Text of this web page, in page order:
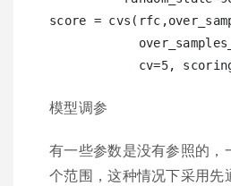
score =
模型调参
有⼀些参数是没有参照的，
个范围，这种情况下采用先